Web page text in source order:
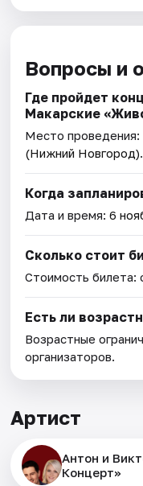
Вопросы и
Где пройдет
Макарские
Место проведения:
(Нижний Новгород)
Когда
Дата и время:6
Сколько стоит
Стоимость билета:
Есть ли
Возрастные
организаторов.
Артист
Антон и
Концерт»